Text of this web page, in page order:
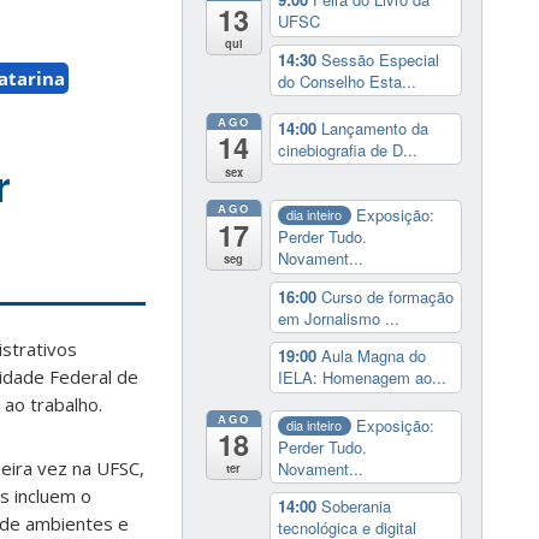
Federal de
trabalho.
vez na UFSC,
incluem o
ambientes e
13
qui
UFSC
14:30 Sessão Especial
do Conselho Esta...
AGO
14
sex
14:00 Lançamento da
cinebiografia de D...
AGO
17
seg
dia inteiro
Exposição:
Perder Tudo.
Novament...
16:00 Curso de formação
em Jornalismo ...
19:00 Aula Magna do
IELA: Homenagem ao...
AGO
18
ter
dia inteiro
Exposição:
Perder Tudo.
Novament...
14:00 Soberania
tecnológica e digital